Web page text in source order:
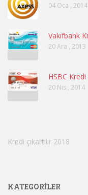
04 Oca , 2014
Vakıfbank
20 Ara , 2013
HSBC
20 Nis , 2014
Kredi çıkartılır 2018
KATEGORILER